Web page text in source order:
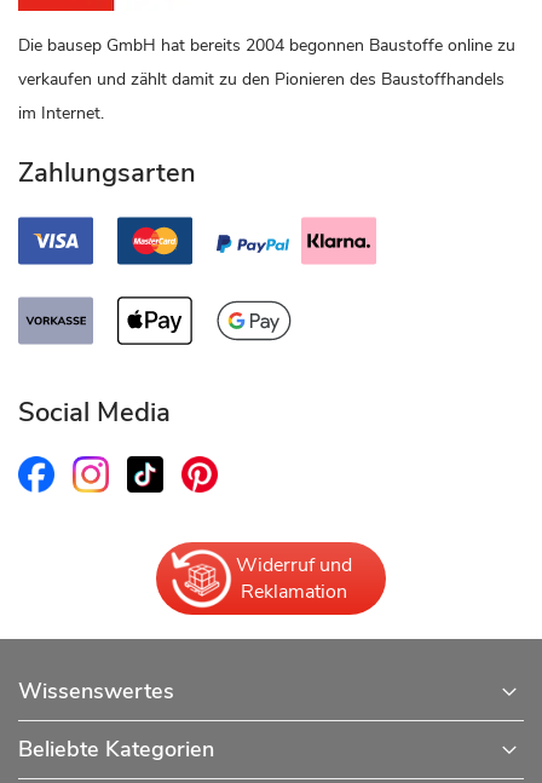
Die bausep GmbH hat bereits 2004 begonnen Baustoffe online zu
verkaufen und zählt damit zu den Pionieren des Baustoffhandels
im Internet.
Zahlungsarten
Social Media
Widerruf und
Reklamation
Wissenswertes
Beliebte Kategorien